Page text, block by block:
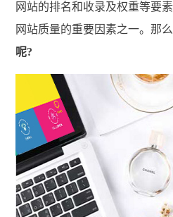
网站的排名和收录及权重等要
网站质量的重要因素之一。那么
呢?